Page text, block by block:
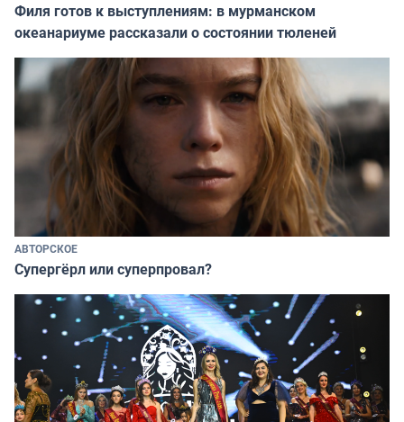
Филя готов к выступлениям: в мурманском
океанариуме рассказали о состоянии тюленей
АВТОРСКОЕ
Супергёрл или суперпровал?